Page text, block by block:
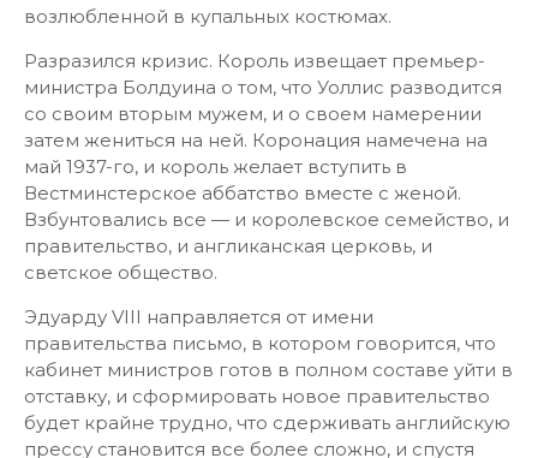
возлюбленной в купальных костюмах.
Разразился кризис. Король извещает премьер-
министра Болдуина о том, что Уоллис разводится
со своим вторым мужем, и о своем намерении
затем жениться на ней. Коронация намечена на
май 1937-го, и король желает вступить в
Вестминстерское аббатство вместе с женой.
Взбунтовались все — и королевское семейство, и
правительство, и англиканская церковь, и
светское общество.
Эдуарду VIII направляется от имени
правительства письмо, в котором говорится, что
кабинет министров готов в полном составе уйти в
отставку, и сформировать новое правительство
будет крайне трудно, что сдерживать английскую
прессу становится все более сложно, и спустя